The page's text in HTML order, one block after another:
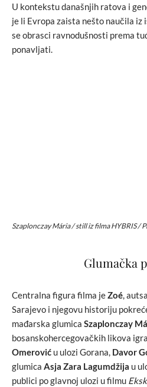
U kontekstu današnjih ratova i
je li Evropa zaista nešto naučila
se obrasci ravnodušnosti prema
ponavljati.
Szaplonczay Mária / still iz filma HYBRIS /
Glumačka
Centralna figura filma jeZoé,
Sarajevo i njegovu historiju
mađarska glumica Szaplonczay
bosanskohercegovačkih likova
Omerović u ulozi Gorana, Davor
glumica Asja Zara Lagumdžija u
publici po glavnoj ulozi u filmu